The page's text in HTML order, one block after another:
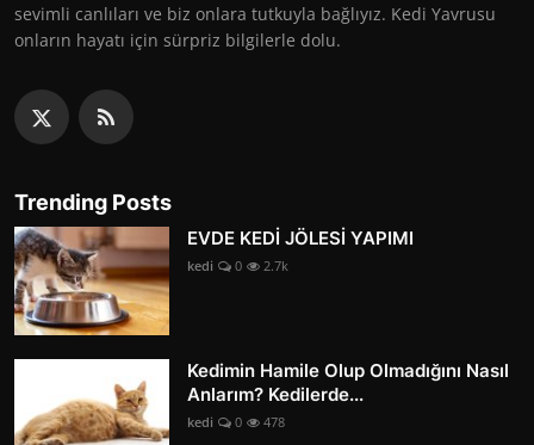
sevimli canlıları ve biz onlara tutkuyla bağlıyız. Kedi Yavrusu
onların hayatı için sürpriz bilgilerle dolu.
Trending Posts
EVDE KEDİ JÖLESİ YAPIMI
kedi 0 2.7k
Kedimin Hamile Olup Olmadığını Nasıl
Anlarım? Kedilerde...
kedi 0 478